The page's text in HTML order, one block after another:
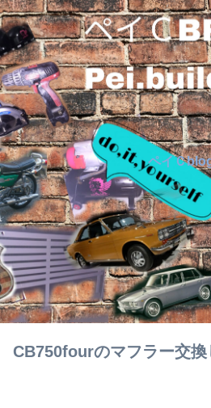
ペイＣ
CB750fourのマフラー交換